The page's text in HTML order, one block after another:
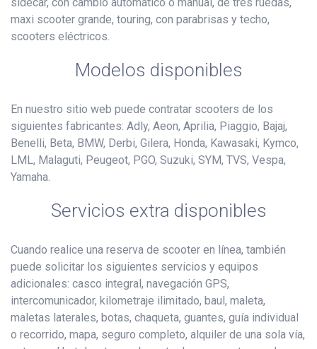
maxi scooter grande, touring, con parabrisas y techo,
scooters eléctricos.
Modelos disponibles
En nuestro sitio web puede contratar scooters de los
siguientes fabricantes: Adly, Aeon, Aprilia, Piaggio, Bajaj,
Benelli, Beta, BMW, Derbi, Gilera, Honda, Kawasaki, Kymco,
LML, Malaguti, Peugeot, PGO, Suzuki, SYM, TVS, Vespa,
Yamaha.
Servicios extra disponibles
Cuando realice una reserva de scooter en línea, también
puede solicitar los siguientes servicios y equipos
adicionales: casco integral, navegación GPS,
intercomunicador, kilometraje ilimitado, baul, maleta,
maletas laterales, botas, chaqueta, guantes, guía individual
o recorrido, mapa, seguro completo, alquiler de una sola vía,